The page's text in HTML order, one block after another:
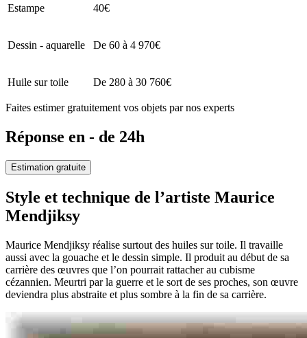
Estampe 40€
Dessin - aquarelle De 60 à 4 970€
Huile sur toile De 280 à 30 760€
Faites estimer gratuitement vos objets par nos experts
Réponse en - de 24h
Estimation gratuite
Style et technique de l’artiste Maurice
Mendjiksy
Maurice Mendjiksy réalise surtout des huiles sur toile. Il travaille
aussi avec la gouache et le dessin simple. Il produit au début de sa
carrière des œuvres que l’on pourrait rattacher au cubisme
cézannien. Meurtri par la guerre et le sort de ses proches, son œuvre
deviendra plus abstraite et plus sombre à la fin de sa carrière.